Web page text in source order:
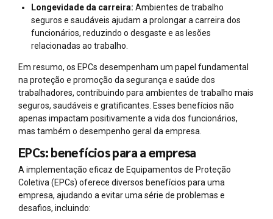
Longevidade da carreira: Ambientes de trabalho
seguros e saudáveis ajudam a prolongar a carreira dos
funcionários, reduzindo o desgaste e as lesões
relacionadas ao trabalho.
Em resumo, os EPCs desempenham um papel fundamental
na proteção e promoção da segurança e saúde dos
trabalhadores, contribuindo para ambientes de trabalho mais
seguros, saudáveis e gratificantes. Esses benefícios não
apenas impactam positivamente a vida dos funcionários,
mas também o desempenho geral da empresa.
EPCs: benefícios para a empresa
A implementação eficaz de Equipamentos de Proteção
Coletiva (EPCs) oferece diversos benefícios para uma
empresa, ajudando a evitar uma série de problemas e
desafios, incluindo: